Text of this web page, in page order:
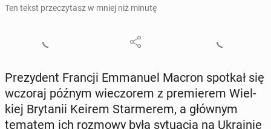
Ten tekst przeczytasz w mniej niż minutę
Pre­zy­dent Francji Em­ma­nu­el Macron spotkał się
wczoraj późnym wie­czo­rem z pre­mie­rem Wiel­
kiej Bry­ta­nii Keirem Star­me­rem, a głównym
tematem ich rozmowy była sy­tu­acja na Ukra­inie